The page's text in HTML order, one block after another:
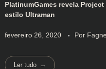
PlatinumGames revela
estilo Ultraman
fevereiro 26, 2020 Por
Ler tudo